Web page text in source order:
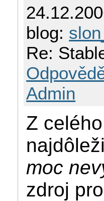
blog:
Re:
Admin
Z
moc
zdroj